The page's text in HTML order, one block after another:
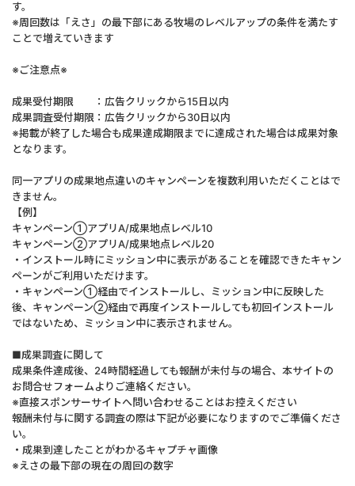
す。
※周回数は「えさ」の最下部にある牧場のレベルアップの条件を満たす
ことで増えていきます
※ご注意点※
成果受付期限 ：広告クリックから15日以内
成果調査受付期限：広告クリックから30日以内
※掲載が終了した場合も成果達成期限までに達成された場合は成果対象
となります。
同一アプリの成果地点違いのキャンペーンを複数利用いただくことはで
きません。
【例】
キャンペーン①アプリA/成果地点レベル10
キャンペーン②アプリA/成果地点レベル20
・インストール時にミッション中に表示があることを確認できたキャン
ペーンがご利用いただけます。
・キャンペーン①経由でインストールし、ミッション中に反映した
後、キャンペーン②経由で再度インストールしても初回インストール
ではないため、ミッション中に表示されません。
■成果調査に関して
成果条件達成後、24時間経過しても報酬が未付与の場合、本サイトの
お問合せフォームよりご連絡ください。
※直接スポンサーサイトへ問い合わせることはお控えください
報酬未付与に関する調査の際は下記が必要になりますのでご準備くださ
い。
・成果到達したことがわかるキャプチャ画像
※えさの最下部の現在の周回の数字